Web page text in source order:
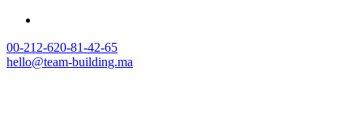
00-212-620-81-42-65
hello@team-building.ma